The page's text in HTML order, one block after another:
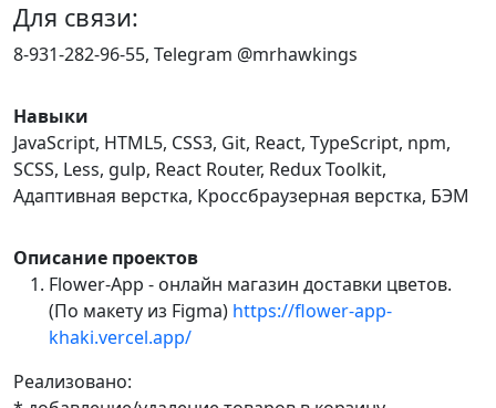
Для связи:
8-931-282-96-55, Telegram @mrhawkings
Навыки
JavaScript, HTML5, CSS3, Git, React, TypeScript, npm,
SCSS, Less, gulp, React Router, Redux Toolkit,
Адаптивная верстка, Кроссбраузерная верстка, БЭМ
Описание проектов
Flower-App - онлайн магазин доставки цветов.
(По макету из Figma) https://flower-app-
khaki.vercel.app/
Реализовано: